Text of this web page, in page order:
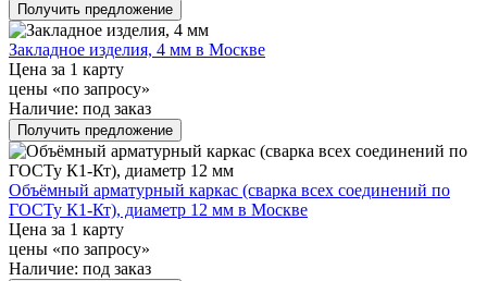
Получить предложение
Закладное изделия, 4 мм в Москве
Цена за 1 карту
цены «по запросу»
Наличие: под заказ
Получить предложение
Объёмный арматурный каркас (сварка всех соединений по
ГОСТу К1-Кт), диаметр 12 мм в Москве
Цена за 1 карту
цены «по запросу»
Наличие: под заказ